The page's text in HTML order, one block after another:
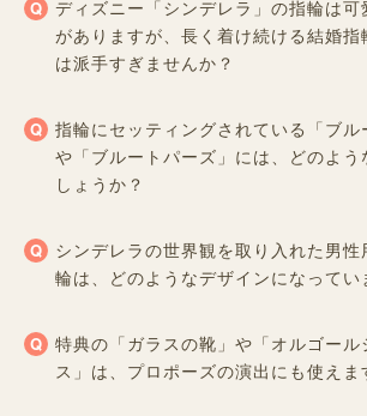
ディズニー「シンデレラ」の指輪は可
がありますが、長く着け続ける結婚指
は派手すぎませんか？
指輪にセッティングされている「ブル
や「ブルートパーズ」には、どのよ
しょうか？
シンデレラの世界観を取り入れた男
輪は、どのようなデザインになってい
特典の「ガラスの靴」や「オルゴール
ス」は、プロポーズの演出にも使えま